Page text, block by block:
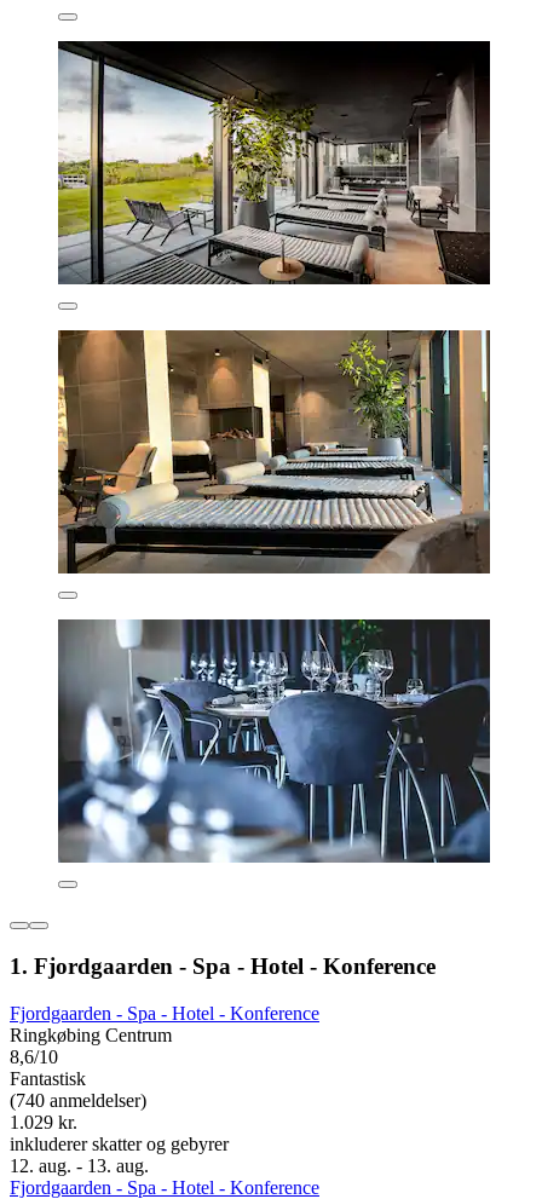
1. Fjordgaarden - Spa - Hotel - Konference
Fjordgaarden - Spa - Hotel - Konference
Ringkøbing Centrum
8,6/10
Fantastisk
(740 anmeldelser)
1.029 kr.
inkluderer skatter og gebyrer
12. aug. - 13. aug.
Fjordgaarden - Spa - Hotel - Konference